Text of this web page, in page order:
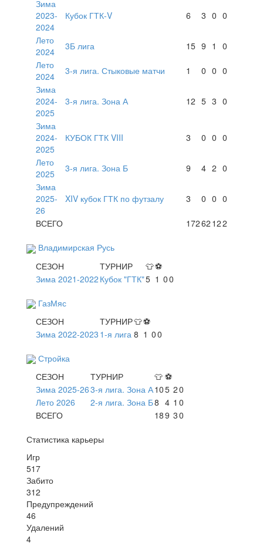
Зима
2023-
2024
Кубок ГТК-V 6 3 0 0
Лето
2024
3Б лига 15 9 1
0
Лето
2024
3-я лига. Стыковые матчи 1 0 0 0
Зима
2024-
2025
3-я лига. Зона А 12 5 3 0
Зима
2024-
2025
КУБОК ГТК VIII 3 0 0 0
Лето
2025
3-я лига. Зона Б 9 4 2 0
Зима
2025-
26
XIV кубок ГТК по футзалу 3 0 0 0
ВСЕГО 17262 122
Владимирская Русь
СЕЗОН
ТУРНИР 👕⚽
Зима 2021-2022 Кубок "ГТК"5 1 00
ГазМяс
СЕЗОН
ТУРНИР👕⚽
Зима 2022-2023 1-я лига 8 1 00
Стройка
СЕЗОН
ТУРНИР 👕 ⚽
Зима 2025-263-я лига. Зона А105 20
Лето 2026
2-я лига. Зона Б8 4 1 0
ВСЕГО
189 30
Статистика карьеры
Игр
517
Забито
312
Предупреждений
46
Удалений
4